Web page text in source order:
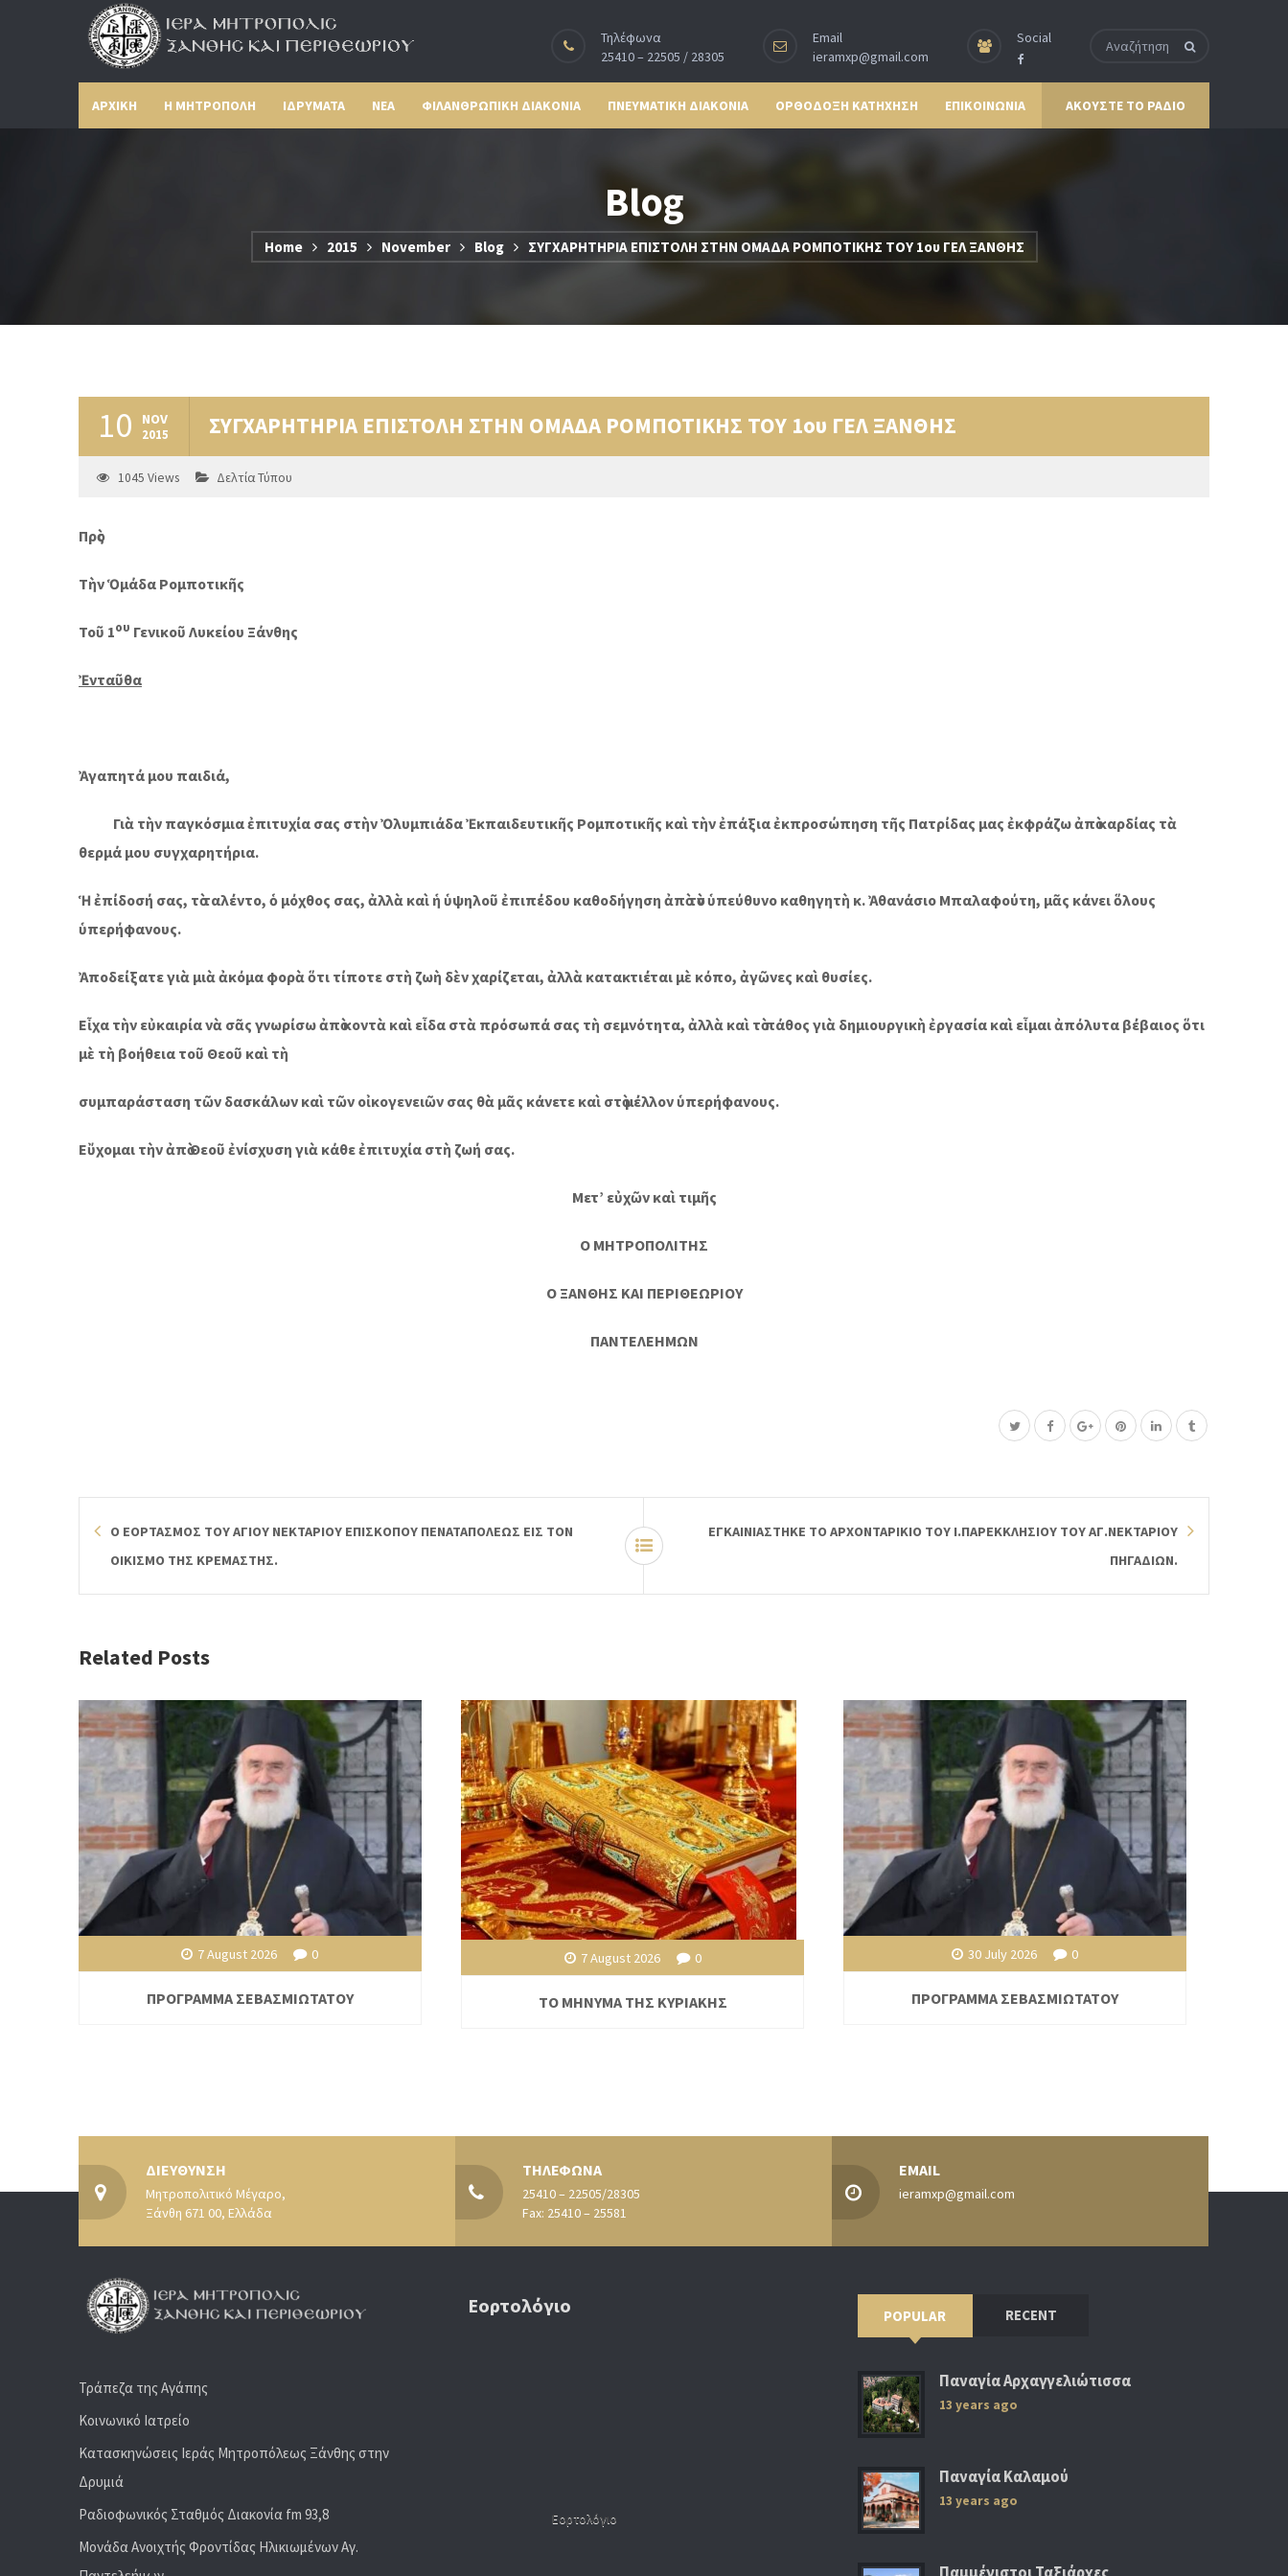
Τηλέφωνα
25410 – 22505 / 28305
Email
ieramxp@gmail.com
Social
ΑΡΧΙΚΗ Η ΜΗΤΡΟΠΟΛΗ ΙΔΡΥΜΑΤΑ ΝΕΑ ΦΙΛΑΝΘΡΩΠΙΚΗ ΔΙΑΚΟΝΙΑ ΠΝΕΥΜΑΤΙΚΗ ΔΙΑΚΟΝΙΑ ΟΡΘΟΔΟΞΗ ΚΑΤΗΧΗΣΗ ΕΠΙΚΟΙΝΩΝΙΑ ΑΚΟΥΣΤΕ ΤΟ ΡΑΔΙΟ
Blog
Home 2015 November Blog ΣΥΓΧΑΡΗΤΗΡΙΑ ΕΠΙΣΤΟΛΗ ΣΤΗΝ ΟΜΑΔΑ ΡΟΜΠΟΤΙΚΗΣ ΤΟΥ 1ου ΓΕΛ ΞΑΝΘΗΣ
10 NOV
2015 ΣΥΓΧΑΡΗΤΗΡΙΑ ΕΠΙΣΤΟΛΗ ΣΤΗΝ ΟΜΑΔΑ ΡΟΜΠΟΤΙΚΗΣ ΤΟΥ 1ου ΓΕΛ ΞΑΝΘΗΣ
1045 Views Δελτία Τύπου
Πρὸς
Τὴν Ὁμάδα Ρομποτικῆς
Τοῦ 1ου Γενικοῦ Λυκείου Ξάνθης
Ἐνταῦθα
Ἀγαπητά μου παιδιά,
Γιὰ τὴν παγκόσμια ἐπιτυχία σας στὴν Ὀλυμπιάδα Ἐκπαιδευτικῆς Ρομποτικῆς καὶ τὴν ἐπάξια ἐκπροσώπηση τῆς Πατρίδας μας ἐκφράζω ἀπὸ καρδίας τὰ
θερμά μου συγχαρητήρια.
Ἡ ἐπίδοσή σας, τὸ ταλέντο, ὁ μόχθος σας, ἀλλὰ καὶ ἡ ὑψηλοῦ ἐπιπέδου καθοδήγηση ἀπὸ τὸν ὑπεύθυνο καθηγητὴ κ. Ἀθανάσιο Μπαλαφούτη, μᾶς κάνει ὅλους
ὑπερήφανους.
Ἀποδείξατε γιὰ μιὰ ἀκόμα φορὰ ὅτι τίποτε στὴ ζωὴ δὲν χαρίζεται, ἀλλὰ κατακτιέται μὲ κόπο, ἀγῶνες καὶ θυσίες.
Εἶχα τὴν εὐκαιρία νὰ σᾶς γνωρίσω ἀπὸ κοντὰ καὶ εἶδα στὰ πρόσωπά σας τὴ σεμνότητα, ἀλλὰ καὶ τὸ πάθος γιὰ δημιουργικὴ ἐργασία καὶ εἶμαι ἀπόλυτα βέβαιος ὅτι
μὲ τὴ βοήθεια τοῦ Θεοῦ καὶ τὴ
συμπαράσταση τῶν δασκάλων καὶ τῶν οἰκογενειῶν σας θὰ μᾶς κάνετε καὶ στὸ μέλλον ὑπερήφανους.
Εὔχομαι τὴν ἀπὸ Θεοῦ ἐνίσχυση γιὰ κάθε ἐπιτυχία στὴ ζωή σας.
Μετ’ εὐχῶν καὶ τιμῆς
Ο ΜΗΤΡΟΠΟΛΙΤΗΣ
Ο ΞΑΝΘΗΣ ΚΑΙ ΠΕΡΙΘΕΩΡΙΟΥ
ΠΑΝΤΕΛΕΗΜΩΝ
Ο ΕΟΡΤΑΣΜΟΣ ΤΟΥ ΑΓΙΟΥ ΝΕΚΤΑΡΙΟΥ ΕΠΙΣΚΟΠΟΥ ΠΕΝΑΤΑΠΟΛΕΩΣ ΕΙΣ ΤΟΝ
ΟΙΚΙΣΜΟ ΤΗΣ ΚΡΕΜΑΣΤΗΣ.
ΕΓΚΑΙΝΙΑΣΤΗΚΕ ΤΟ ΑΡΧΟΝΤΑΡΙΚΙΟ ΤΟΥ Ι.ΠΑΡΕΚΚΛΗΣΙΟΥ ΤΟΥ ΑΓ.ΝΕΚΤΑΡΙΟΥ
ΠΗΓΑΔΙΩΝ.
Related Posts
7 August 2026 0
ΠΡΟΓΡΑΜΜΑ ΣΕΒΑΣΜΙΩΤΑΤΟΥ
7 August 2026 0
ΤΟ ΜΗΝΥΜΑ ΤΗΣ ΚΥΡΙΑΚΗΣ
30 July 2026 0
ΠΡΟΓΡΑΜΜΑ ΣΕΒΑΣΜΙΩΤΑΤΟΥ
ΔΙΕΥΘΥΝΣΗ
Μητροπολιτικό Μέγαρο,
Ξάνθη 671 00, Ελλάδα
ΤΗΛΕΦΩΝΑ
25410 – 22505/28305
Fax: 25410 – 25581
EMAIL
ieramxp@gmail.com
Τράπεζα της Αγάπης
Κοινωνικό Ιατρείο
Κατασκηνώσεις Ιεράς Μητροπόλεως Ξάνθης στην
Δρυμιά
Ραδιoφωνικός Σταθμός Διακονία fm 93,8
Μονάδα Ανοιχτής Φροντίδας Ηλικιωμένων Αγ.
Εορτολόγιο
Εορτολόγιο
POPULAR RECENT
Παναγία Αρχαγγελιώτισσα
13 years ago
Παναγία Καλαμού
13 years ago